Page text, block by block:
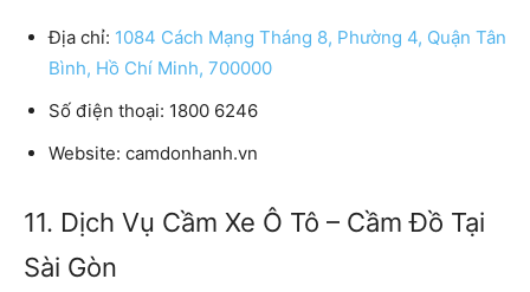
Địa chỉ: 1084 Cách Mạng Tháng 8, Phường 4, Quận Tân
Bình, Hồ Chí Minh, 700000
Số điện thoại: 1800 6246
Website: camdonhanh.vn
11. Dịch Vụ Cầm Xe Ô Tô – Cầm Đồ Tại
Sài Gòn